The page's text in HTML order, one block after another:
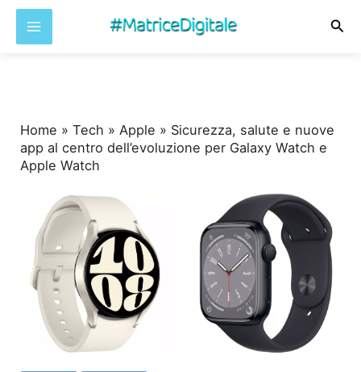
Home »Tech »Apple » Sicurezza, salute e nuove
app al centro dell’evoluzione per Galaxy Watch e
Apple Watch